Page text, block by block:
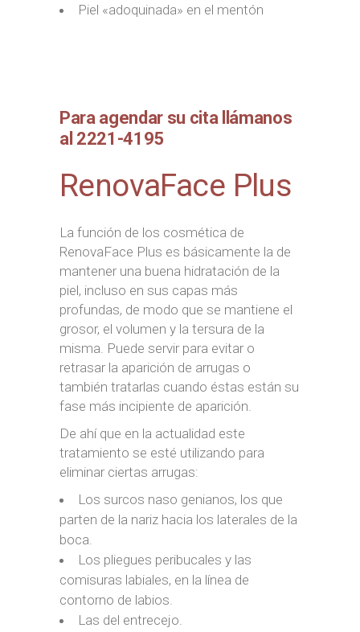
Piel «adoquinada» en el mentón
Para agendar su cita llámanos
al 2221-4195
RenovaFace Plus
La función de los cosmética de
RenovaFace Plus es básicamente la de
mantener una buena hidratación de la
piel, incluso en sus capas más
profundas, de modo que se mantiene el
grosor, el volumen y la tersura de la
misma. Puede servir para evitar o
retrasar la aparición de arrugas o
también tratarlas cuando éstas están su
fase más incipiente de aparición.
De ahí que en la actualidad este
tratamiento se esté utilizando para
eliminar ciertas arrugas:
Los surcos naso genianos, los que
parten de la nariz hacia los laterales de la
boca.
Los pliegues peribucales y las
comisuras labiales, en la línea de
contorno de labios.
Las del entrecejo.